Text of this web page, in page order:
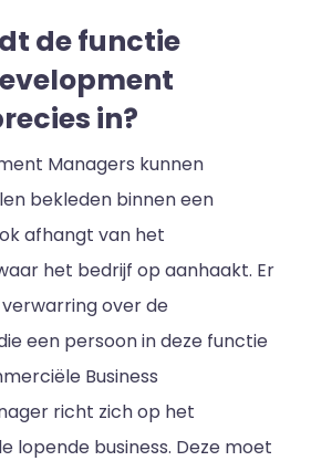
de functie
in?
Managers kunnen
bekleden binnen een
afhangt van het
het bedrijf op aanhaakt. Er
over de
een persoon in deze functie
Business
richt zich op het
lopende business. Deze moet